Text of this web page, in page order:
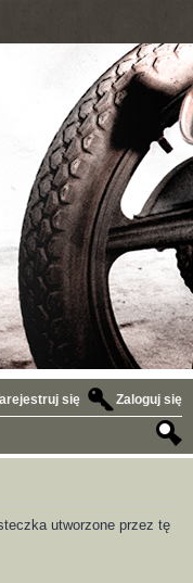
Zaloguj się
się
zuk
utworzone przez tę